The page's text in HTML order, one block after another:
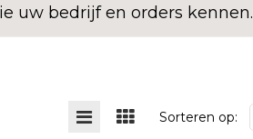
uw bedrijf en orders kennen.
Sorteren op: